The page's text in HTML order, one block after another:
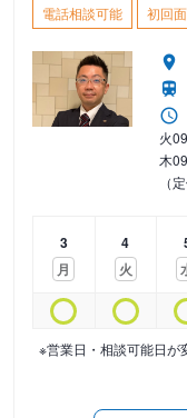
電話相談可能 初回
火
木
（
3
月
4
火
※営業日・相談可能日が